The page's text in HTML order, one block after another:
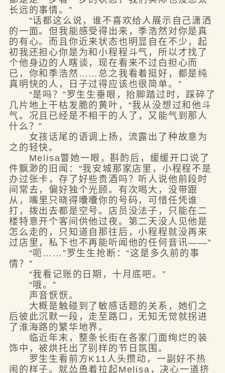
长远的事情。”
“话都这么说，谁不喜欢给人展示自己潇洒
的一面。但我能感受得出来，季浩然对你是真
的有心。而且你近来状态也明显自在不少，起
初我还担心你是为和小程程斗气，所以才找了
个他身边的人瞎谈，现在看来不过白担心而
已，你和季浩然……总之我看着挺好，都是纯
真明快的人，日子过得应该也很简单。”
“是吗？”罗生生垂眼，抬脚踏过时，踩碎了
几片地上干枯发脆的黄叶，“我从没想过和他斗
气。况且已经是不相干的人了，又能气到那人
什么？”
女孩话尾的语调上扬，流露出了种故意为
之的轻快。
Melisa瞥她一眼，斟酌后，缓缓开口说了
件飘渺的旧闻：“我安城那家店里，小程程不是
办过张卡，存了好些贵酒吗？听人说他前段时
间常去，偏好独个光顾。有次喝大，没带跟
从，嘴里只晓得囔囔你的号码，可惜任凭谁
打，拨出去都是空号。店员没法子，只能在二
楼特意开个客间供他过夜。第二天没人见他是
怎么走的，只知道自那往后，小程程就没再来
过店里，私下也不再能听闻他的任何音讯——”
“呃……”罗生生抢断：“这是多久前的事
情？”
“我看记账的日期，十月底吧。”
“哦。”
声音恹恹。
大概是触碰到了敏感话题的关系，她们之
后彼此沉默一段，走至路口，无知无觉就拐进
了淮海路的繁华地界。
临近年末，整条长街在各家门面绚烂的装
饰中，被烘托出了别样的节日氛围。
罗生生看前方K11人头攒动，一副好不热
闹的样子。就怂恿着拉起Melisa，决心一道挤